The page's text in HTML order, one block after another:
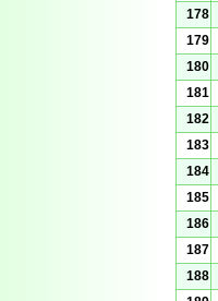
178
179
180
181
182
183
184
185
186
187
188